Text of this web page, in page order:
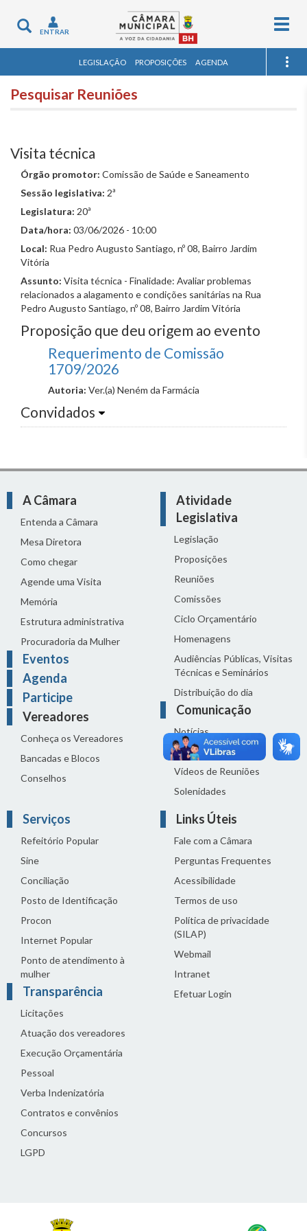
Toggle
navigation
ENTRAR
LEGISLAÇÃO PROPOSIÇÕES AGENDA
Pesquisar Reuniões
Visita técnica
Órgão promotor: Comissão de Saúde e Saneamento
Sessão legislativa: 2ª
Legislatura: 20ª
Data/hora: 03/06/2026 - 10:00
Local: Rua Pedro Augusto Santiago, nº 08, Bairro Jardim
Vitória
Assunto: Visita técnica - Finalidade: Avaliar problemas
relacionados a alagamento e condições sanitárias na Rua
Pedro Augusto Santiago, nº 08, Bairro Jardim Vitória
Proposição que deu origem ao evento
Requerimento de Comissão
1709/2026
Autoria: Ver.(a) Neném da Farmácia
Convidados
A Câmara
Entenda a Câmara
Mesa Diretora
Como chegar
Agende uma Visita
Memória
Estrutura administrativa
Procuradoria da Mulher
Eventos
Agenda
Participe
Vereadores
Conheça os Vereadores
Bancadas e Blocos
Conselhos
Atividade
Legislativa
Legislação
Proposições
Reuniões
Comissões
Ciclo Orçamentário
Homenagens
Audiências Públicas, Visitas
Técnicas e Seminários
Distribuição do dia
Comunicação
Notícias
Sala de Imprensa
Vídeos de Reuniões
Solenidades
Serviços
Refeitório Popular
Sine
Conciliação
Posto de Identificação
Procon
Internet Popular
Ponto de atendimento à
mulher
Transparência
Licitações
Atuação dos vereadores
Execução Orçamentária
Pessoal
Verba Indenizatória
Contratos e convênios
Concursos
LGPD
Links Úteis
Fale com a Câmara
Perguntas Frequentes
Acessibilidade
Termos de uso
Política de privacidade
(SILAP)
Webmail
Intranet
Efetuar Login